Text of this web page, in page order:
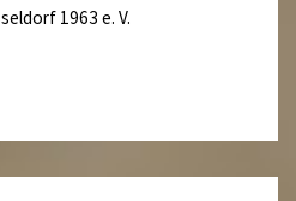
1963 e. V.